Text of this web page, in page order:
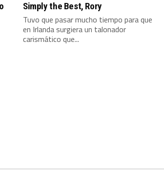
Simply the Best, Rory
Tuvo que pasar mucho tiempo para que
en Irlanda surgiera un talonador
carismático que...